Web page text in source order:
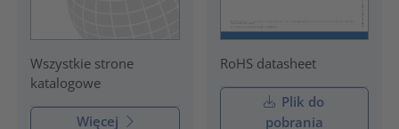
Wszystkie strone
katalogowe
Więcej
RoHS datasheet
Plik do
pobrania